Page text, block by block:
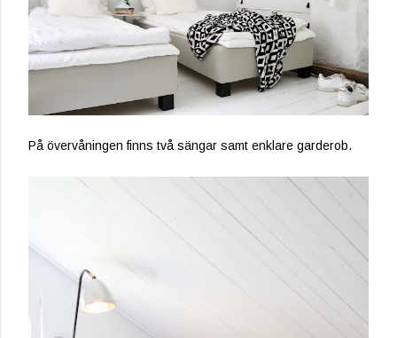
På övervåningen finns två sängar samt enklare garderob.